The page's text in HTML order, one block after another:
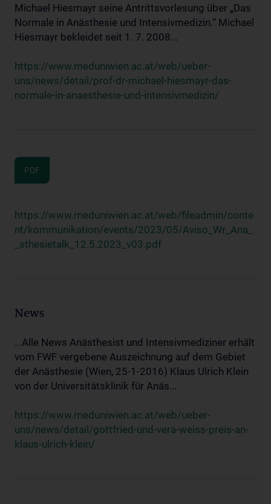
Michael Hiesmayr seine Antrittsvorlesung über „Das
Normale in Anästhesie und Intensivmedizin.“ Michael
Hiesmayr bekleidet seit 1. 7. 2008...
https://www.meduniwien.ac.at/web/ueber-
uns/news/detail/prof-dr-michael-hiesmayr-das-
normale-in-anaesthesie-und-intensivmedizin/
PDF
https://www.meduniwien.ac.at/web/fileadmin/conte
nt/kommunikation/events/2023/05/Aviso_Wr_Ana_
_sthesietalk_12.5.2023_v03.pdf
News
...Alle News Anästhesist und Intensivmediziner erhält
vom FWF vergebene Auszeichnung auf dem Gebiet
der Anästhesie (Wien, 25-1-2016) Klaus Ulrich Klein
von der Universitätsklinik für Anäs...
https://www.meduniwien.ac.at/web/ueber-
uns/news/detail/gottfried-und-vera-weiss-preis-an-
klaus-ulrich-klein/